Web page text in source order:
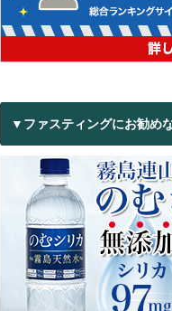
▼ファスティングにお勧め